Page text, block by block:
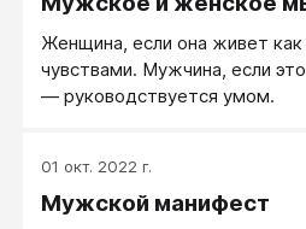
ответ «это можно еще
это?»
Женщина, если она живет
чувствами. Мужчина, если
— руководствуется умом.
01 окт. 2022 г.
Мужской манифест